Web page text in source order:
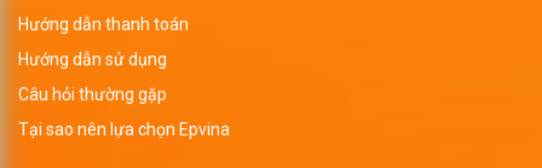
Hướng dẫn thanh toán
Hướng dẫn sử dụng
Câu hỏi thường gặp
Tại sao nên lựa chọn Epvina